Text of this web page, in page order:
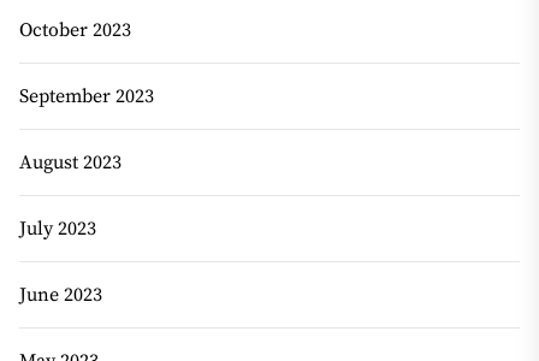
October 2023
September 2023
August 2023
July 2023
June 2023